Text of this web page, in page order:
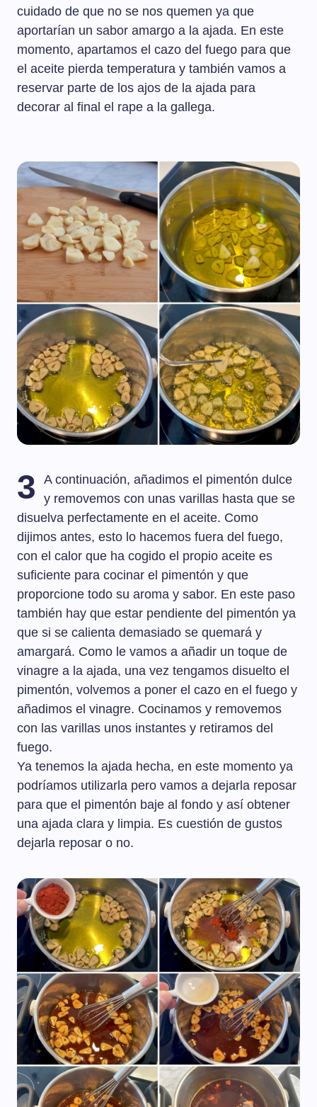
cuidado de que no se nos quemen ya que
aportarían un sabor amargo a la ajada. En este
momento, apartamos el cazo del fuego para que
el aceite pierda temperatura y también vamos a
reservar parte de los ajos de la ajada para
decorar al final el rape a la gallega.
3
A continuación, añadimos el pimentón dulce
y removemos con unas varillas hasta que se
disuelva perfectamente en el aceite. Como
dijimos antes, esto lo hacemos fuera del fuego,
con el calor que ha cogido el propio aceite es
suficiente para cocinar el pimentón y que
proporcione todo su aroma y sabor. En este paso
también hay que estar pendiente del pimentón ya
que si se calienta demasiado se quemará y
amargará. Como le vamos a añadir un toque de
vinagre a la ajada, una vez tengamos disuelto el
pimentón, volvemos a poner el cazo en el fuego y
añadimos el vinagre. Cocinamos y removemos
con las varillas unos instantes y retiramos del
fuego.
Ya tenemos la ajada hecha, en este momento ya
podríamos utilizarla pero vamos a dejarla reposar
para que el pimentón baje al fondo y así obtener
una ajada clara y limpia. Es cuestión de gustos
dejarla reposar o no.